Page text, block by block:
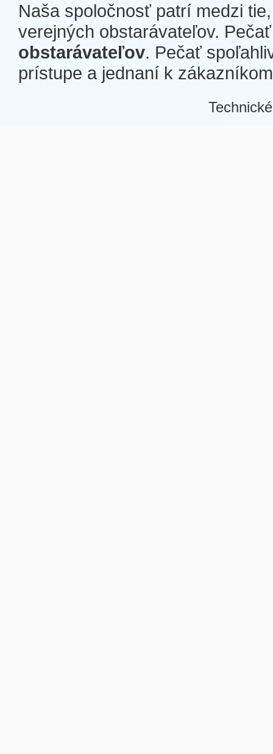
Naša spoločnosť patrí medzi
verejných obstarávateľov.
obstarávateľov. Pečať
prístupe a jednaní k